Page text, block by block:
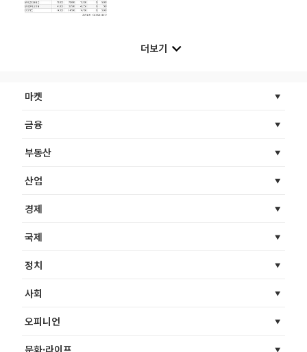
더보기
마켓
금융
부동산
산업
경제
국제
정치
사회
오피니언
문화·라이프